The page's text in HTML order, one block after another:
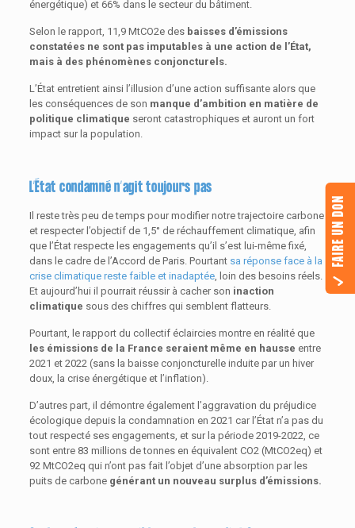
énergétique) et 66% dans le secteur du bâtiment.
Selon le rapport, 11,9 MtCO2e des baisses d’émissions
constatées ne sont pas imputables à une action de l’État,
mais à des phénomènes conjoncturels.
L’État entretient ainsi l’illusion d’une action suffisante alors que
les conséquences de son manque d’ambition en matière de
politique climatique seront catastrophiques et auront un fort
impact sur la population.
L’État condamné n’agit toujours pas
Il reste très peu de temps pour modifier notre trajectoire carbone
et respecter l’objectif de 1,5° de réchauffement climatique, afin
que l’État respecte les engagements qu’il s’est lui-même fixé,
dans le cadre de l’Accord de Paris. Pourtant sa réponse face à la
crise climatique reste faible et inadaptée, loin des besoins réels.
Et aujourd’hui il pourrait réussir à cacher son inaction
climatique sous des chiffres qui semblent flatteurs.
Pourtant, le rapport du collectif éclaircies montre en réalité que
les émissions de la France seraient même en hausse entre
2021 et 2022 (sans la baisse conjoncturelle induite par un hiver
doux, la crise énergétique et l’inflation).
D’autres part, il démontre également l’aggravation du préjudice
écologique depuis la condamnation en 2021 car l’État n’a pas du
tout respecté ses engagements, et sur la période 2019-2022, ce
sont entre 83 millions de tonnes en équivalent CO2 (MtCO2eq) et
92 MtCO2eq qui n’ont pas fait l’objet d’une absorption par les
puits de carbone générant un nouveau surplus d’émissions.
FAIRE UN DON